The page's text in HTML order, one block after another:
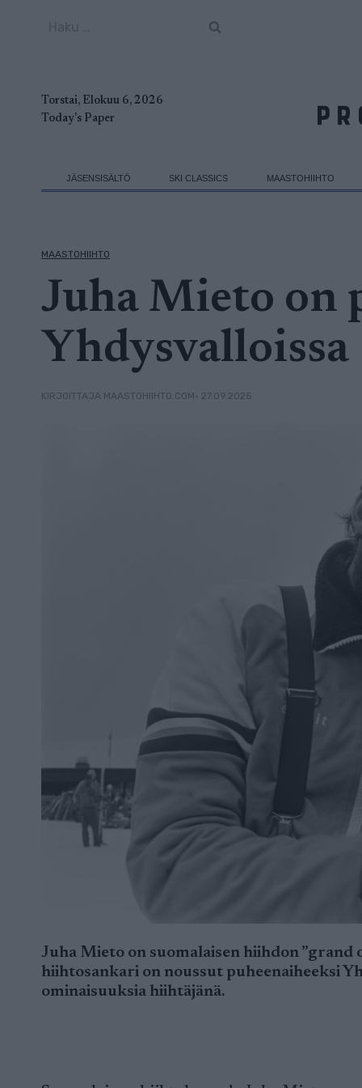
Torstai, Elokuu 6, 2026
Today's Paper
JÄSENSISÄLTÖ SKI CLASSICS MAASTOHIIHTO
MAASTOHIIHTO
Juha Mieto on
Yhdysvalloissa
KIRJOITTAJA MAASTOHIIHTO.COM• 27.09.2025
Juha Mieto on suomalaisen hiihdon ”grand
hiihtosankari on noussut puheenaiheeksi
ominaisuuksia hiihtäjänä.